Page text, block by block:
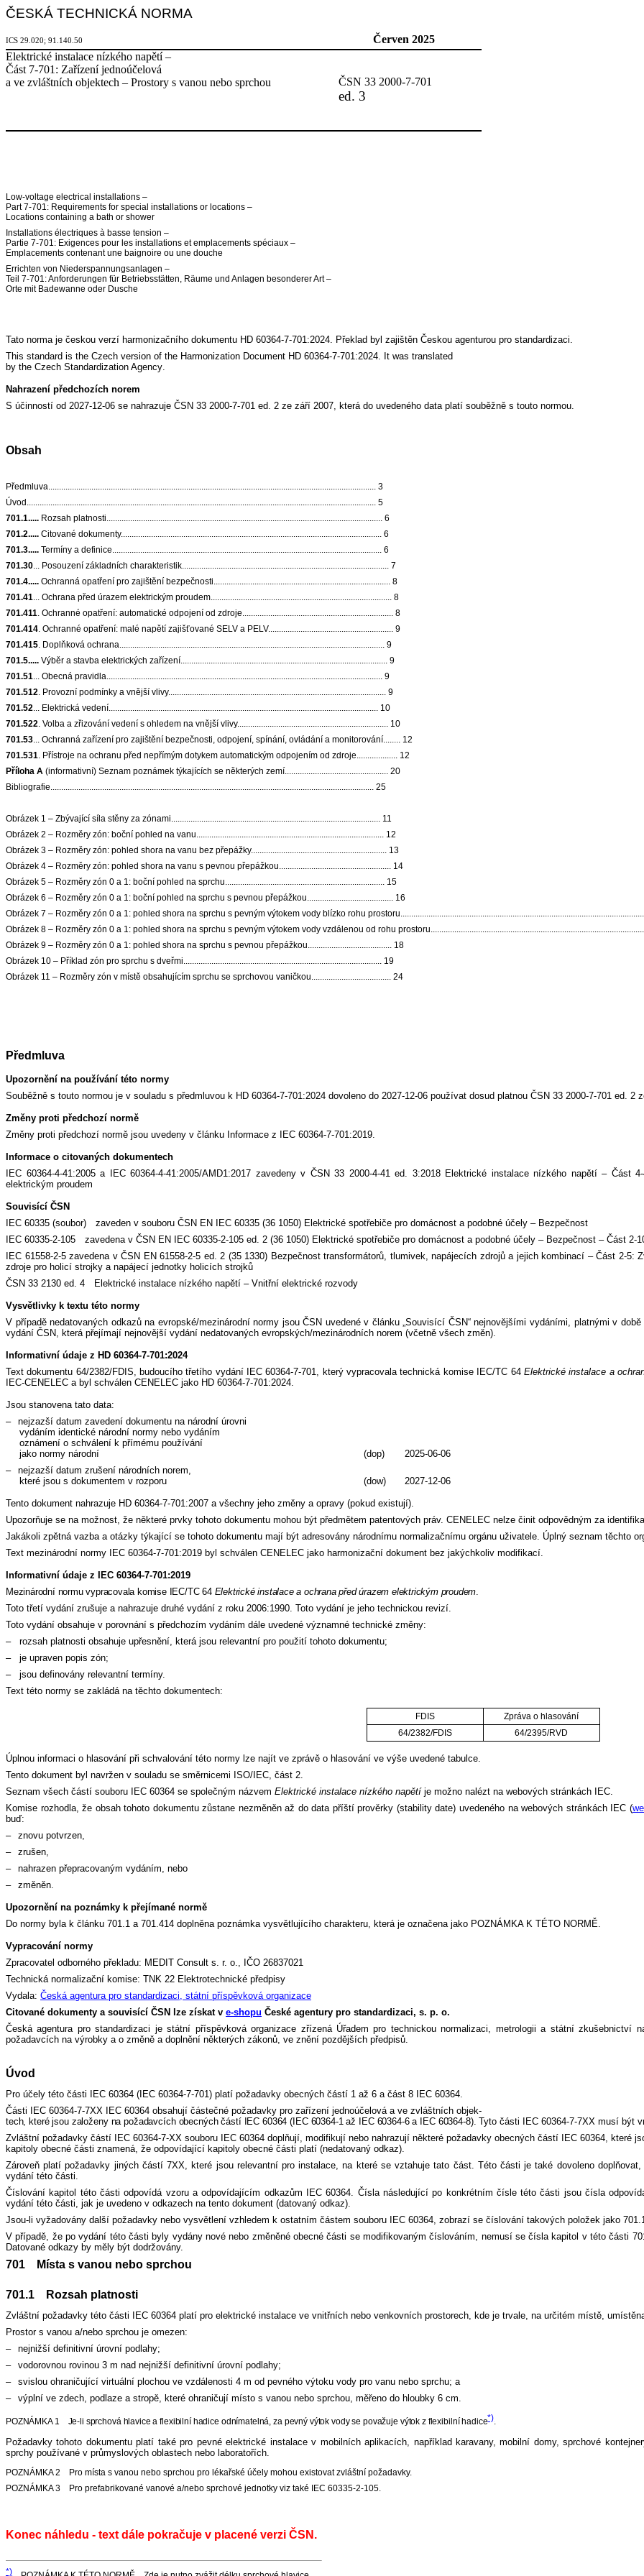
ČESKÁ TECHNICKÁ NORMA
ICS 29.020; 91.140.50
Červen 2025
Elektrické instalace nízkého napětí –
Část 7-701: Zařízení jednoúčelová
a ve zvláštních objektech – Prostory s vanou nebo sprchou ČSN 33 2000-7-701
ed. 3
Low-voltage electrical installations –
Part 7-701: Requirements for special installations or locations –
Locations containing a bath or shower
Installations électriques à basse tension –
Partie 7-701: Exigences pour les installations et emplacements spéciaux –
Emplacements contenant une baignoire ou une douche
Errichten von Niederspannungsanlagen –
Teil 7-701: Anforderungen für Betriebsstätten, Räume und Anlagen besonderer Art –
Orte mit Badewanne oder Dusche
Tato norma je českou verzí harmonizačního dokumentu HD 60364-7-701:2024. Překlad byl zajištěn Českou agenturou pro standardizaci.
This standard is the Czech version of the Harmonization Document HD 60364-7-701:2024. It was translated
by the Czech Standardization Agency.
Nahrazení předchozích norem
S účinností od 2027-12-06 se nahrazuje ČSN 33 2000-7-701 ed. 2 ze září 2007, která do uvedeného data platí souběžně s touto normou.
Obsah
Předmluva........................................................................................................................................................ 3
Úvod.................................................................................................................................................................. 5
701.1..... Rozsah platnosti................................................................................................................................ 6
701.2..... Citované dokumenty......................................................................................................................... 6
701.3..... Termíny a definice............................................................................................................................. 6
701.30... Posouzení základních charakteristik................................................................................................ 7
701.4..... Ochranná opatření pro zajištění bezpečnosti.................................................................................. 8
701.41... Ochrana před úrazem elektrickým proudem.................................................................................... 8
701.411. Ochranné opatření: automatické odpojení od zdroje...................................................................... 8
701.414. Ochranné opatření: malé napětí zajišťované SELV a PELV.......................................................... 9
701.415. Doplňková ochrana........................................................................................................................... 9
701.5..... Výběr a stavba elektrických zařízení................................................................................................ 9
701.51... Obecná pravidla................................................................................................................................ 9
701.512. Provozní podmínky a vnější vlivy..................................................................................................... 9
701.52... Elektrická vedení............................................................................................................................. 10
701.522. Volba a zřizování vedení s ohledem na vnější vlivy...................................................................... 10
701.53... Ochranná zařízení pro zajištění bezpečnosti, odpojení, spínání, ovládání a monitorování........ 12
701.531. Přístroje na ochranu před nepřímým dotykem automatickým odpojením od zdroje................... 12
Příloha A (informativní) Seznam poznámek týkajících se některých zemí................................................ 20
Bibliografie...................................................................................................................................................... 25
Obrázek 1 – Zbývající síla stěny za zónami................................................................................................. 11
Obrázek 2 – Rozměry zón: boční pohled na vanu....................................................................................... 12
Obrázek 3 – Rozměry zón: pohled shora na vanu bez přepážky............................................................... 13
Obrázek 4 – Rozměry zón: pohled shora na vanu s pevnou přepážkou.................................................... 14
Obrázek 5 – Rozměry zón 0 a 1: boční pohled na sprchu.......................................................................... 15
Obrázek 6 – Rozměry zón 0 a 1: boční pohled na sprchu s pevnou přepážkou........................................ 16
Obrázek 7 – Rozměry zón 0 a 1: pohled shora na sprchu s pevným výtokem vody blízko rohu
Obrázek 8 – Rozměry zón 0 a 1: pohled shora na sprchu s pevným výtokem vody vzdálenou od rohu
Obrázek 9 – Rozměry zón 0 a 1: pohled shora na sprchu s pevnou přepážkou....................................... 18
Obrázek 10 – Příklad zón pro sprchu s dveřmi............................................................................................ 19
Obrázek 11 – Rozměry zón v místě obsahujícím sprchu se sprchovou vaničkou..................................... 24
Předmluva
Upozornění na používání této normy
Souběžně s touto normou je v souladu s předmluvou k HD 60364-7-701:2024 dovoleno do 2027-12-06 používat dosud platnou ČSN 33 2000-7-701 ed. 2
Změny proti předchozí normě
Změny proti předchozí normě jsou uvedeny v článku Informace z IEC 60364-7-701:2019.
Informace o citovaných dokumentech
IEC 60364-4-41:2005 a IEC 60364-4-41:2005/AMD1:2017 zavedeny v ČSN 33 2000-4-41 ed. 3:2018 Elektrické instalace nízkého napětí – Část
elektrickým proudem
Souvisící ČSN
IEC 60335 (soubor) zaveden v souboru ČSN EN IEC 60335 (36 1050) Elektrické spotřebiče pro domácnost a podobné účely – Bezpečnost
IEC 60335-2-105 zavedena v ČSN EN IEC 60335-2-105 ed. 2 (36 1050) Elektrické spotřebiče pro domácnost a podobné účely – Bezpečnost – Část
IEC 61558-2-5 zavedena v ČSN EN 61558-2-5 ed. 2 (35 1330) Bezpečnost transformátorů, tlumivek, napájecích zdrojů a jejich kombinací – Část 2-
zdroje pro holicí strojky a napájecí jednotky holicích strojků
ČSN 33 2130 ed. 4 Elektrické instalace nízkého napětí – Vnitřní elektrické rozvody
Vysvětlivky k textu této normy
V případě nedatovaných odkazů na evropské/mezinárodní normy jsou ČSN uvedené v článku „Souvisící ČSN“ nejnovějšími vydáními, platnými v
vydání ČSN, která přejímají nejnovější vydání nedatovaných evropských/mezinárodních norem (včetně všech změn).
Informativní údaje z HD 60364-7-701:2024
Text dokumentu 64/2382/FDIS, budoucího třetího vydání IEC 60364-7-701, který vypracovala technická komise IEC/TC 64 Elektrické instalace a
IEC-CENELEC a byl schválen CENELEC jako HD 60364-7-701:2024.
Jsou stanovena tato data:
–
nejzazší datum zavedení dokumentu na národní úrovni
vydáním identické národní normy nebo vydáním
oznámení o schválení k přímému používání
jako normy národní
(dop)
2025-06-06
–
nejzazší datum zrušení národních norem,
které jsou s dokumentem v rozporu
(dow) 2027-12-06
Tento dokument nahrazuje HD 60364-7-701:2007 a všechny jeho změny a opravy (pokud existují).
Upozorňuje se na možnost, že některé prvky tohoto dokumentu mohou být předmětem patentových práv. CENELEC nelze činit odpovědným za
Jakákoli zpětná vazba a otázky týkající se tohoto dokumentu mají být adresovány národnímu normalizačnímu orgánu uživatele. Úplný seznam těchto
Text mezinárodní normy IEC 60364-7-701:2019 byl schválen CENELEC jako harmonizační dokument bez jakýchkoliv modifikací.
Informativní údaje z IEC 60364-7-701:2019
Mezinárodní normu vypracovala komise IEC/TC 64 Elektrické instalace a ochrana před úrazem elektrickým proudem.
Toto třetí vydání zrušuje a nahrazuje druhé vydání z roku 2006:1990. Toto vydání je jeho technickou revizí.
Toto vydání obsahuje v porovnání s předchozím vydáním dále uvedené významné technické změny:
– rozsah platnosti obsahuje upřesnění, která jsou relevantní pro použití tohoto dokumentu;
– je upraven popis zón;
– jsou definovány relevantní termíny.
Text této normy se zakládá na těchto dokumentech:
FDIS
Zpráva o hlasování
64/2382/FDIS
64/2395/RVD
Úplnou informaci o hlasování při schvalování této normy lze najít ve zprávě o hlasování ve výše uvedené tabulce.
Tento dokument byl navržen v souladu se směrnicemi ISO/IEC, část 2.
Seznam všech částí souboru IEC 60364 se společným názvem Elektrické instalace nízkého napětíje možno nalézt na webových stránkách IEC.
Komise rozhodla, že obsah tohoto dokumentu zůstane nezměněn až do data příští prověrky (stability date) uvedeného na webových stránkách IEC (
buď:
–
znovu potvrzen,
–
zrušen,
–
nahrazen přepracovaným vydáním, nebo
–
změněn.
Upozornění na poznámky k přejímané normě
Do normy byla k článku 701.1 a 701.414 doplněna poznámka vysvětlujícího charakteru, která je označena jako POZNÁMKA K TÉTO NORMĚ.
Vypracování normy
Zpracovatel odborného překladu: MEDIT Consult s. r. o., IČO 26837021
Technická normalizační komise: TNK 22 Elektrotechnické předpisy
Vydala: Česká agentura pro standardizaci, státní příspěvková organizace
Citované dokumenty a souvisící ČSN lze získat v e-shopu České agentury pro standardizaci, s. p. o.
Česká agentura pro standardizaci je státní příspěvková organizace zřízená Úřadem pro technickou normalizaci, metrologii a státní
požadavcích na výrobky a o změně a doplnění některých zákonů, ve znění pozdějších předpisů.
Úvod
Pro účely této části IEC 60364 (IEC 60364-7-701) platí požadavky obecných částí 1 až 6 a část 8 IEC 60364.
Části IEC 60364-7-7XX IEC 60364 obsahují částečné požadavky pro zařízení jednoúčelová a ve zvláštních objek-
tech, které jsou založeny na požadavcích obecných částí IEC 60364 (IEC 60364-1 až IEC 60364-6 a IEC 60364-8). Tyto části IEC 60364-7-7XX musí být
Zvláštní požadavky částí IEC 60364-7-XX souboru IEC 60364 doplňují, modifikují nebo nahrazují některé požadavky obecných částí IEC 60364, které
kapitoly obecné části znamená, že odpovídající kapitoly obecné části platí (nedatovaný odkaz).
Zároveň platí požadavky jiných částí 7XX, které jsou relevantní pro instalace, na které se vztahuje tato část. Této části je také dovoleno
vydání této části.
Číslování kapitol této části odpovídá vzoru a odpovídajícím odkazům IEC 60364. Čísla následující po konkrétním čísle této části jsou čísla
vydání této části, jak je uvedeno v odkazech na tento dokument (datovaný odkaz).
Jsou-li vyžadovány další požadavky nebo vysvětlení vzhledem k ostatním částem souboru IEC 60364, zobrazí se číslování takových položek jako
V případě, že po vydání této části byly vydány nové nebo změněné obecné části se modifikovaným číslováním, nemusí se čísla kapitol v této části
Datované odkazy by měly být dodržovány.
701 Místa s vanou nebo sprchou
701.1 Rozsah platnosti
Zvláštní požadavky této části IEC 60364 platí pro elektrické instalace ve vnitřních nebo venkovních prostorech, kde je trvale, na určitém místě,
Prostor s vanou a/nebo sprchou je omezen:
–
nejnižší definitivní úrovní podlahy;
–
vodorovnou rovinou 3 m nad nejnižší definitivní úrovní podlahy;
–
svislou ohraničující virtuální plochou ve vzdálenosti 4 m od pevného výtoku vody pro vanu nebo sprchu; a
–
výplní ve zdech, podlaze a stropě, které ohraničují místo s vanou nebo sprchou, měřeno do hloubky 6 cm.
POZNÁMKA 1 Je-li sprchová hlavice a flexibilní hadice odnímatelná, za pevný výtok vody se považuje výtok z flexibilní hadice*).
Požadavky tohoto dokumentu platí také pro pevné elektrické instalace v mobilních aplikacích, například karavany, mobilní domy, sprchové
sprchy používané v průmyslových oblastech nebo laboratořích.
POZNÁMKA 2 Pro místa s vanou nebo sprchou pro lékařské účely mohou existovat zvláštní požadavky.
POZNÁMKA 3 Pro prefabrikované vanové a/nebo sprchové jednotky viz také IEC 60335-2-105.
Konec náhledu - text dále pokračuje v placené verzi ČSN.
*)